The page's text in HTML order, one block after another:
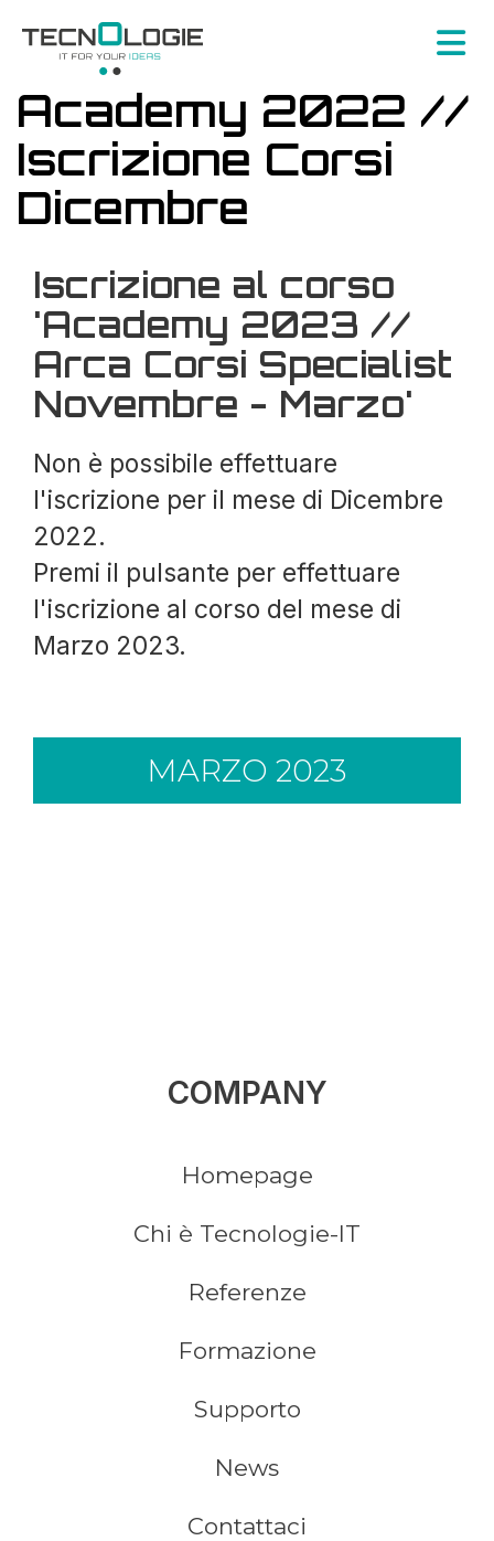
Academy 2022 //
Iscrizione Corsi
Dicembre
Iscrizione al corso
'Academy 2023 //
Arca Corsi Specialist
Novembre - Marzo'
Non è possibile effettuare
l'iscrizione per il mese di Dicembre
2022.
Premi il pulsante per effettuare
l'iscrizione al corso del mese di
Marzo 2023.
MARZO 2023
COMPANY
Homepage
Chi è Tecnologie-IT
Referenze
Formazione
Supporto
News
Contattaci